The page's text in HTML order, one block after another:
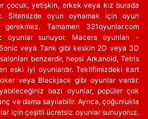
çocuk, yetişkin, erkek veya kız burada
Sitemizde oyun oynamak için oyun
Tamamen 321oyunlar.com
sunuyor. Macera oyunları -
veya Tank gibi keskin 2D veya 3D
benzerdir, hepsi Arkanoid, Tetris
eski iyi oyunlardır. Teklifimizdeki kart
veya Blackjack gibi oyunlar vardır.
bazı oyunlar, popüler çok
ve dama sayılabilir. Ayrıca, çoğunlukla
için çeşitli ücretsiz oyunlar sunuyoruz.